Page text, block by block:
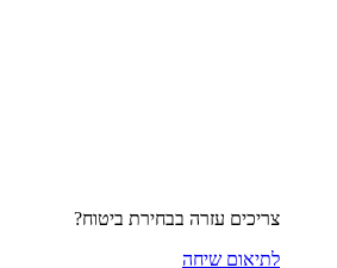
צריכים עזרה בבחירת ביטוח?
לתיאום שיחה